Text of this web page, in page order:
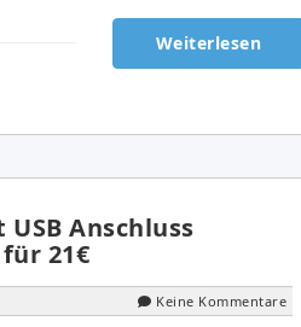
Weiterlesen
Anschluss
21€
Keine Kommentare